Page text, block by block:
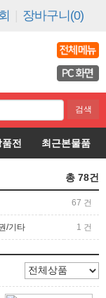
장바구니(0)
전 최근본물품
총 78건
67 건
/기타 1 건